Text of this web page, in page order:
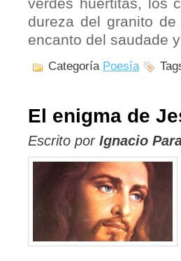
verdes huertitas, los
dureza del granito
encanto del saudade
Categoría Poesía
El enigma de
Escrito por Ignacio